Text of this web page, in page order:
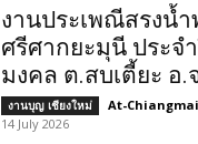
งานประเพณีสรงน้
ศรีศากยะมุนี ประจ
มงคล ต.สบเตี้ยะ อ.
งานบุญ เชียงใหม่ At-
14 July 2026